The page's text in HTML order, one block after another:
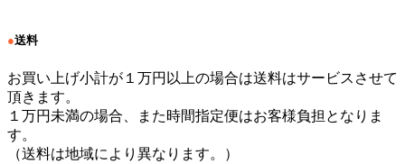
●送料
お買い上げ小計が１万円以上の場合は送料はサービスさせて
頂きます。
１万円未満の場合、また時間指定便はお客様負担となりま
す。
（送料は地域により異なります。）